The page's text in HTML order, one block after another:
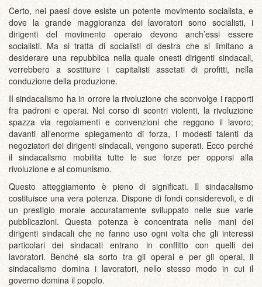
Certo, nei paesi dove esiste un potente movimento socialista, e
dove la grande maggioranza dei lavoratori sono socialisti, i
dirigenti del movimento operaio devono anch’essi essere
socialisti. Ma si tratta di socialisti di destra che si limitano a
desiderare una repubblica nella quale onesti dirigenti sindacali,
verrebbero a sostituire i capitalisti assetati di profitti, nella
conduzione della produzione.
II sindacalismo ha in orrore la rivoluzione che sconvolge i rapporti
fra padroni e operai. Nel corso di scontri violenti, la rivoluzione
spazza via regolamenti e convenzioni che reggono il lavoro;
davanti all’enorme spiegamento di forza, i modesti talenti da
negoziatori dei dirigenti sindacali, vengono superati. Ecco perché
il sindacalismo mobilita tutte le sue forze per opporsi alla
rivoluzione e al comunismo.
Questo atteggiamento è pieno di significati. Il sindacalismo
costituisce una vera potenza. Dispone di fondi considerevoli, e di
un prestigio morale accuratamente sviluppato nelle sue varie
pubblicazioni. Questa potenza è concentrata nelle mani dei
dirigenti sindacali che ne fanno uso ogni volta che gli interessi
particolari dei sindacati entrano in conflitto con quelli dei
lavoratori. Benché sia sorto tra gli operai e per gli operai, il
sindacalismo domina i lavoratori, nello stesso modo in cui il
governo domina il popolo.